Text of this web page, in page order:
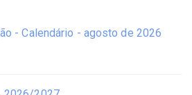
- Calendário - agosto de 2026